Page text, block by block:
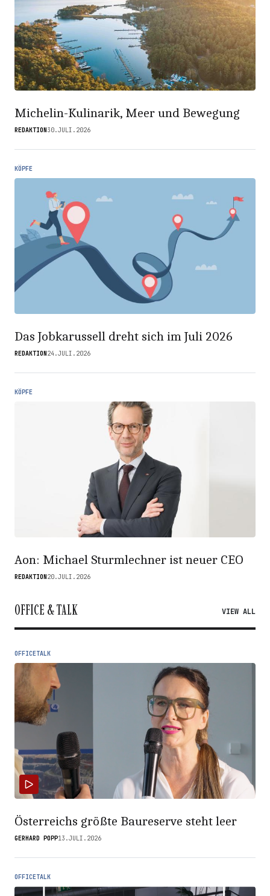
Michelin-Kulinarik, Meer und Bewegung
REDAKTION30.JULI.2026
KÖPFE
Das Jobkarussell dreht sich im Juli 2026
REDAKTION24.JULI.2026
KÖPFE
Aon: Michael Sturmlechner ist neuer CEO
REDAKTION20.JULI.2026
OFFICE & TALK VIEW ALL
OFFICETALK
Österreichs größte Baureserve steht leer
GERHARD POPP13.JULI.2026
OFFICETALK